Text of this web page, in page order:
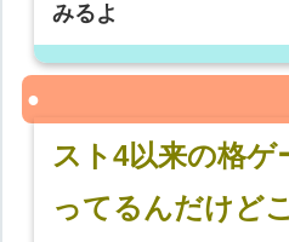
みるよ
スト4以来の格ゲ
ってるんだけど